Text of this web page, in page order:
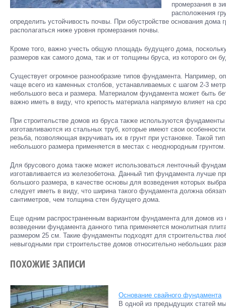
промерзания в
расположения
определить устойчивость почвы. При обустройстве основания дома
располагаться ниже уровня промерзания почвы.
Кроме того, важно учесть общую площадь будущего дома,
размеров как самого дома, так и от толщины бруса, из которого он
Существует огромное разнообразие типов фундамента. Например,
чаще всего из каменных столбов, устанавливаемых с шагом 2-3
небольшого веса и размера. Материалом фундамента может быть
важно иметь в виду, что крепость материала напрямую влияет на
При строительстве домов из бруса также используются
изготавливаются из стальных труб, которые имеют свои
резьба, позволяющая вкручивать их в грунт при установке. Такой
небольшого размера применяется в местах с неоднородным грунтом.
Для брусового дома также может использоваться ленточный
изготавливается из железобетона. Данный тип фундамента лучше
большого размера, в качестве основы для возведения которых
следует иметь в виду, что ширина такого фундамента должна
сантиметров, чем толщина стен будущего дома.
Еще одним распространенным вариантом фундамента для домов из
возведении фундамента данного типа применяется монолитная
размером 25 см. Такие фундаменты подходят для строительства
невыгодными при строительстве домов относительно небольших
ПОХОЖИЕ ЗАПИСИ
Основание свайного фундамента
В одной из предыдущих статей